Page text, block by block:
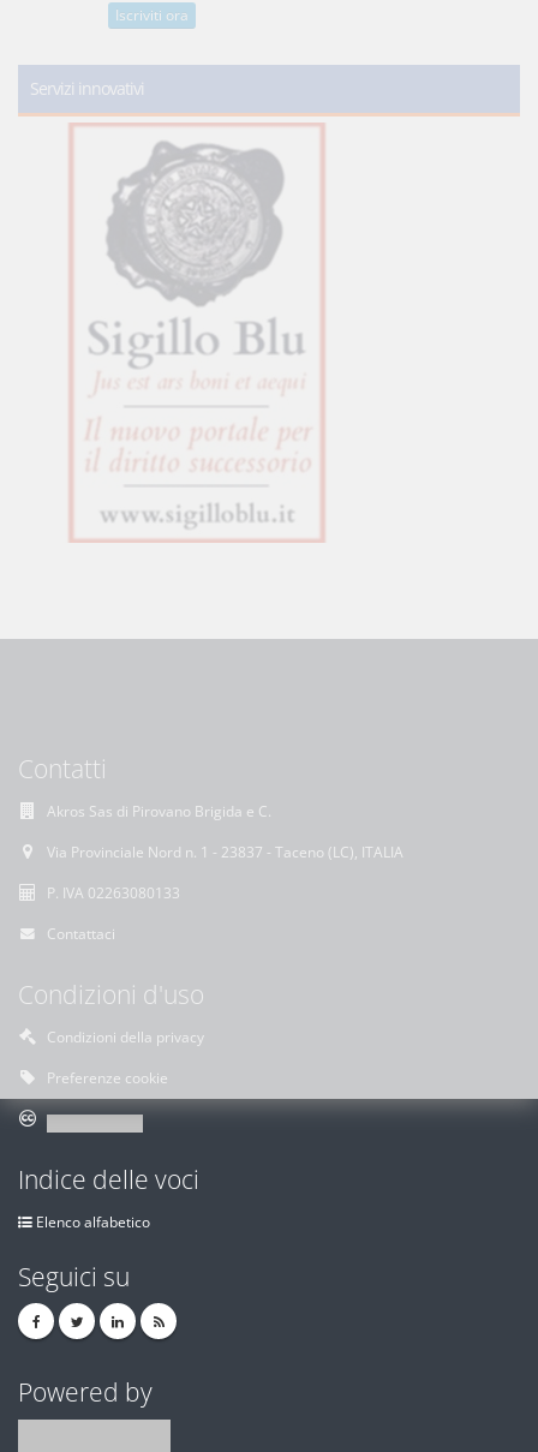
Iscriviti ora
Servizi innovativi
Contatti
Akros Sas di Pirovano Brigida e C.
Via Provinciale Nord n. 1 - 23837 - Taceno (LC), ITALIA
P. IVA 02263080133
Contattaci
Condizioni d'uso
Condizioni della privacy
Preferenze cookie
Indice delle voci
Elenco alfabetico
Seguici su
Powered by